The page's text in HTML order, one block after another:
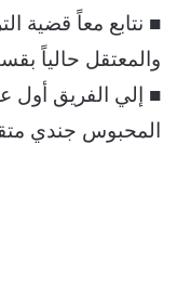
■ نتابع معاً قضية
والمعتقل حالياً
■ إلي الفريق أول
المحبوس جندي